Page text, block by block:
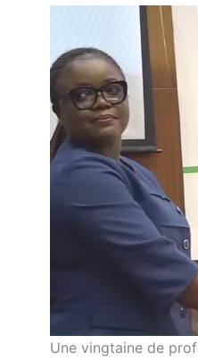
Une vingtaine de